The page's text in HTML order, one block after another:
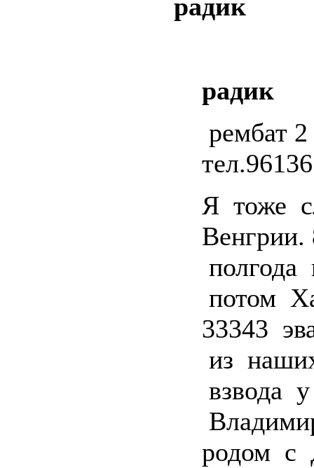
радик
радик
рембат
Я тоже
Венгрии.
полгода
потом
33343
из
взвода
родом с